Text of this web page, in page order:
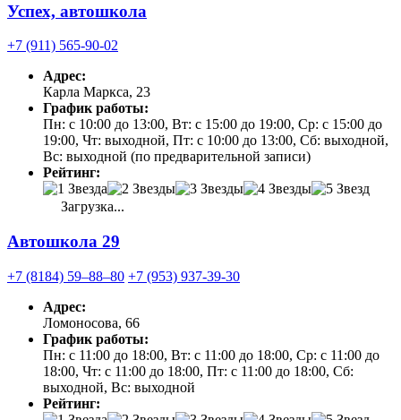
Успех, автошкола
+7 (911) 565-90-02
Адрес:
Карла Маркса, 23
График работы:
Пн: с 10:00 до 13:00, Вт: с 15:00 до 19:00, Ср: с 15:00 до
19:00, Чт: выходной, Пт: с 10:00 до 13:00, Сб: выходной,
Вс: выходной (по предварительной записи)
Рейтинг:
Загрузка...
Автошкола 29
+7 (8184) 59‒88‒80 +7 (953) 937-39-30
Адрес:
Ломоносова, 66
График работы:
Пн: с 11:00 до 18:00, Вт: с 11:00 до 18:00, Ср: с 11:00 до
18:00, Чт: с 11:00 до 18:00, Пт: с 11:00 до 18:00, Сб:
выходной, Вс: выходной
Рейтинг: